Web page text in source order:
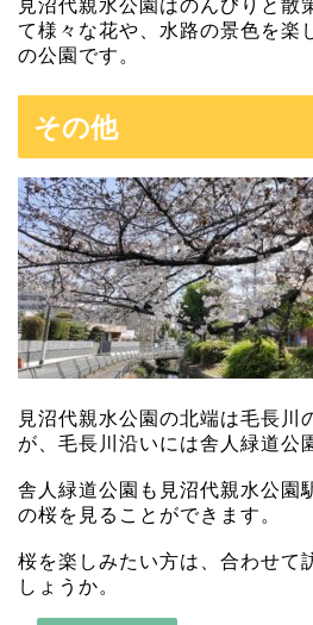
見沼代親水公園はのんびりと散
て様々な花や、水路の景色を楽
の公園です。
その他
見沼代親水公園の北端は毛長川
が、毛長川沿いには舎人緑道公
舎人緑道公園も見沼代親水公園
の桜を見ることができます。
桜を楽しみたい方は、合わせて
しょうか。